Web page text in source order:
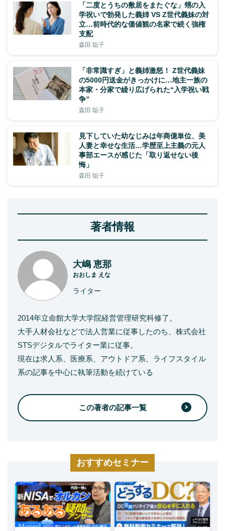
「二度とうちの敷居をまたぐな」甥の入
学祝いで勃発した義姉 VS Z世代義妹の対
立…前時代的な価値観の名家で続く強権
支配
森田 聡子
「非常識すぎ」と義姉激怒！ Z世代義妹
の5000円送金がきっかけに…地主一族の
本家・分家で繰り広げられた“入学祝い戦
争”
森田 聡子
見下していた幼なじみは年商億単位、美
人妻と幸せな生活…学歴至上主義の元人
事部エースが感じた「取り返せない後
悔」
森田 聡子
著者情報
大嶋 恵那
おおしま えな
ライター
2014年立命館大学大学院経営管理研究科修了。
大手人材会社などで法人営業に従事したのち、株式会社
STSデジタルでライター業に従事。
現在は求人系、医療系、アウトドア系、ライフスタイル
系の記事を中心に執筆活動を続けている
この著者の記事一覧
おすすめセミナー